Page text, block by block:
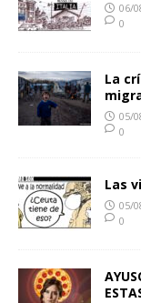
06/
0
La
05/
0
Las
05/
0